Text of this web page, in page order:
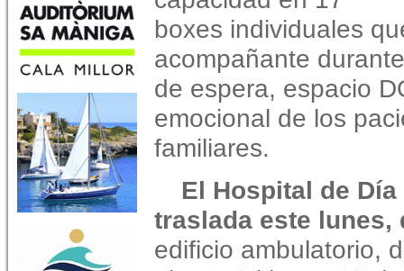
boxes individuales
acompañante
de espera, espacio
emocional de los
familiares.
El Hospital de
traslada este lunes,
edificio ambulatorio,